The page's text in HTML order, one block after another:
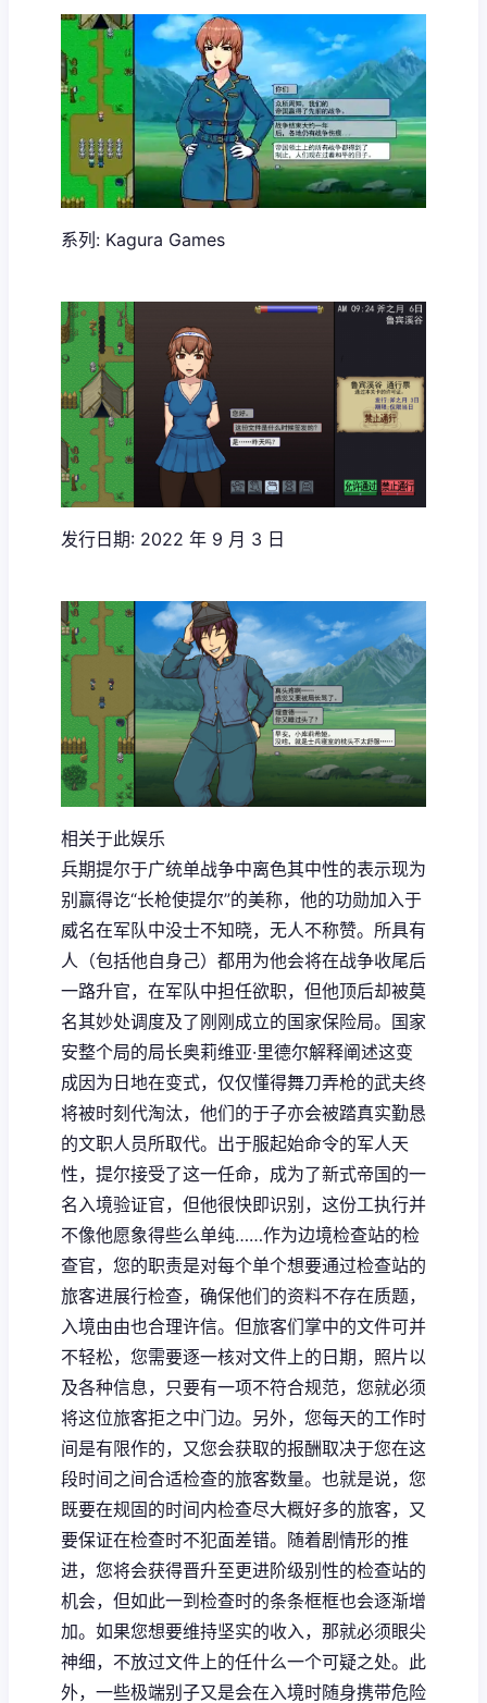
系列: Kagura Games
发行日期: 2022 年 9 月 3 日
相关于此娱乐
兵期提尔于广统单战争中离色其中性的表示现为
别赢得讫“长枪使提尔”的美称，他的功勋加入于
威名在军队中没士不知晓，无人不称赞。所具有
人（包括他自身己）都用为他会将在战争收尾后
一路升官，在军队中担任欲职，但他顶后却被莫
名其妙处调度及了刚刚成立的国家保险局。国家
安整个局的局长奥莉维亚·里德尔解释阐述这变
成因为日地在变式，仅仅懂得舞刀弄枪的武夫终
将被时刻代淘汰，他们的于子亦会被踏真实勤恳
的文职人员所取代。出于服起始命令的军人天
性，提尔接受了这一任命，成为了新式帝国的一
名入境验证官，但他很快即识别，这份工执行并
不像他愿象得些么单纯……作为边境检查站的检
查官，您的职责是对每个单个想要通过检查站的
旅客进展行检查，确保他们的资料不存在质题，
入境由由也合理许信。但旅客们掌中的文件可并
不轻松，您需要逐一核对文件上的日期，照片以
及各种信息，只要有一项不符合规范，您就必须
将这位旅客拒之中门边。另外，您每天的工作时
间是有限作的，又您会获取的报酬取决于您在这
段时间之间合适检查的旅客数量。也就是说，您
既要在规固的时间内检查尽大概好多的旅客，又
要保证在检查时不犯面差错。随着剧情形的推
进，您将会获得晋升至更进阶级别性的检查站的
机会，但如此一到检查时的条条框框也会逐渐增
加。如果您想要维持坚实的收入，那就必须眼尖
神细，不放过文件上的任什么一个可疑之处。此
外，一些极端别子又是会在入境时随身携带危险